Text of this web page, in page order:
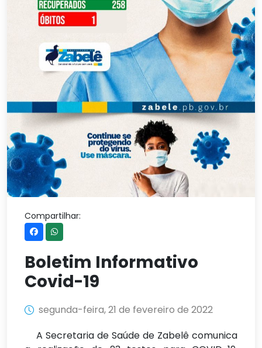
Compartilhar:
Boletim Informativo
Covid-19
segunda-feira, 21 de fevereiro de 2022
A Secretaria de Saúde de Zabelê comunica